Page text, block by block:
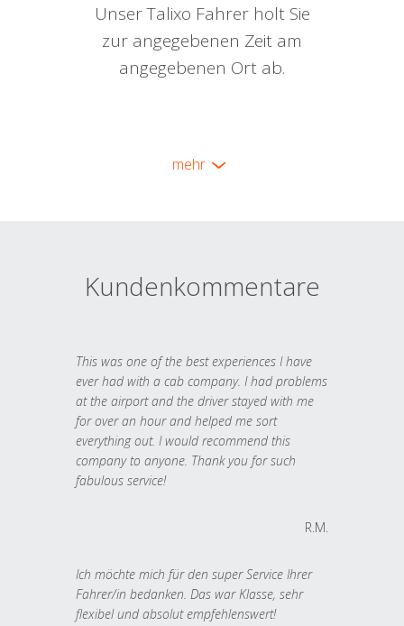
Unser Talixo Fahrer holt Sie
zur angegebenen Zeit am
angegebenen Ort ab.
mehr
Kundenkommentare
This was one of the best experiences I have
ever had with a cab company. I had problems
at the airport and the driver stayed with me
for over an hour and helped me sort
everything out. I would recommend this
company to anyone. Thank you for such
fabulous service!
R.M.
Ich möchte mich für den super Service Ihrer
Fahrer/in bedanken. Das war Klasse, sehr
flexibel und absolut empfehlenswert!